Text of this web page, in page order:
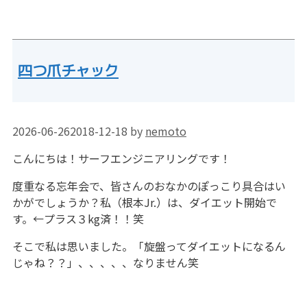
四つ爪チャック
2026-06-262018-12-18 by nemoto
こんにちは！サーフエンジニアリングです！
度重なる忘年会で、皆さんのおなかのぽっこり具合はい
かがでしょうか？私（根本Jr.）は、ダイエット開始で
す。←プラス３kg済！！笑
そこで私は思いました。「旋盤ってダイエットになるん
じゃね？？」、、、、、なりません笑